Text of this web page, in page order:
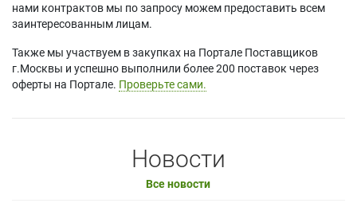
нами контрактов мы по запросу можем предоставить всем
заинтересованным лицам.
Также мы участвуем в закупках на Портале Поставщиков
г.Москвы и успешно выполнили более 200 поставок через
оферты на Портале. Проверьте сами.
Новости
Все новости